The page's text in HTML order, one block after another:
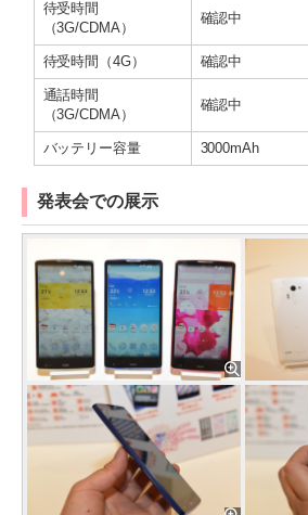
待受時間
（3G/CDMA）
確認中
待受時間（4G） 確認中
通話時間
（3G/CDMA）
確認中
バッテリー容量 3000mAh
発表会での展示